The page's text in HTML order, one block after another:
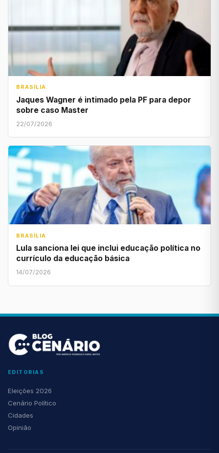
BRASÍLIA
Jaques Wagner é intimado pela PF para depor
sobre caso Master
22/07/2026
BRASÍLIA
Lula sanciona lei que inclui educação política no
currículo da educação básica
14/07/2026
EDITORIAS
Eleições 2026
Cenário Político
Cidades
Opinião